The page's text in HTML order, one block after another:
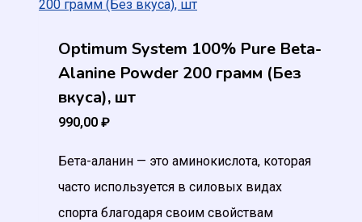
Optimum System 100% Pure Beta-
Alanine Powder 200 грамм (Без
вкуса), шт
990,00 ₽
Бета-аланин — это аминокислота, которая
часто используется в силовых видах
спорта благодаря своим свойствам